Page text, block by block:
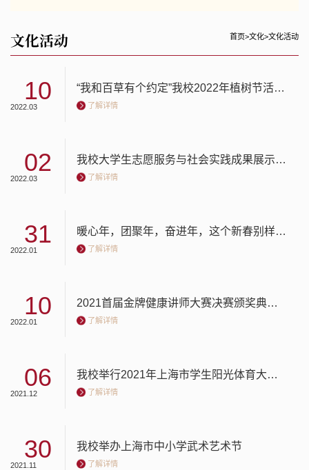
文化活动 首页>文化>文化活动
10
2022.03
“我和百草有个约定”我校2022年植树节活动暨大学生劳动教育主题实践活动举行
了解详情
02
2022.03
我校大学生志愿服务与社会实践成果展示暨专题培训举行
了解详情
31
2022.01
暖心年，团聚年，奋进年，这个新春别样精彩 我校留校师生欢度春节
了解详情
10
2022.01
2021首届金牌健康讲师大赛决赛颁奖典礼暨金牌健康讲师团成立仪式举行
了解详情
06
2021.12
我校举行2021年上海市学生阳光体育大联赛在线武术秀比赛
了解详情
30
2021.11
我校举办上海市中小学武术艺术节
了解详情